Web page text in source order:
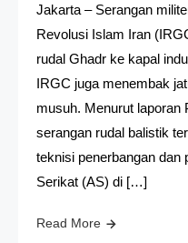
Jakarta – Serangan
Revolusi Islam Iran
rudal Ghadr ke kapal
IRGC juga menembak
musuh. Menurut
serangan rudal balistik
teknisi penerbangan dan
Serikat (AS) di […]
Read More